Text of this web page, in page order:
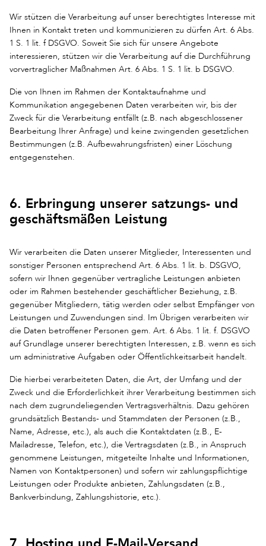
Wir stützen die Verarbeitung auf unser berechtigtes Interesse mit
Ihnen in Kontakt treten und kommunizieren zu dürfen Art. 6 Abs.
1 S. 1 lit. f DSGVO. Soweit Sie sich für unsere Angebote
interessieren, stützen wir die Verarbeitung auf die Durchführung
vorvertraglicher Maßnahmen Art. 6 Abs. 1 S. 1 lit. b DSGVO.
Die von Ihnen im Rahmen der Kontaktaufnahme und
Kommunikation angegebenen Daten verarbeiten wir, bis der
Zweck für die Verarbeitung entfällt (z.B. nach abgeschlossener
Bearbeitung Ihrer Anfrage) und keine zwingenden gesetzlichen
Bestimmungen (z.B. Aufbewahrungsfristen) einer Löschung
entgegenstehen.
6. Erbringung unserer satzungs- und
geschäftsmäßen Leistung
Wir verarbeiten die Daten unserer Mitglieder, Interessenten und
sonstiger Personen entsprechend Art. 6 Abs. 1 lit. b. DSGVO,
sofern wir Ihnen gegenüber vertragliche Leistungen anbieten
oder im Rahmen bestehender geschäftlicher Beziehung, z.B.
gegenüber Mitgliedern, tätig werden oder selbst Empfänger von
Leistungen und Zuwendungen sind. Im Übrigen verarbeiten wir
die Daten betroffener Personen gem. Art. 6 Abs. 1 lit. f. DSGVO
auf Grundlage unserer berechtigten Interessen, z.B. wenn es sich
um administrative Aufgaben oder Öffentlichkeitsarbeit handelt.
Die hierbei verarbeiteten Daten, die Art, der Umfang und der
Zweck und die Erforderlichkeit ihrer Verarbeitung bestimmen sich
nach dem zugrundeliegenden Vertragsverhältnis. Dazu gehören
grundsätzlich Bestands- und Stammdaten der Personen (z.B.,
Name, Adresse, etc.), als auch die Kontaktdaten (z.B., E-
Mailadresse, Telefon, etc.), die Vertragsdaten (z.B., in Anspruch
genommene Leistungen, mitgeteilte Inhalte und Informationen,
Namen von Kontaktpersonen) und sofern wir zahlungspflichtige
Leistungen oder Produkte anbieten, Zahlungsdaten (z.B.,
Bankverbindung, Zahlungshistorie, etc.).